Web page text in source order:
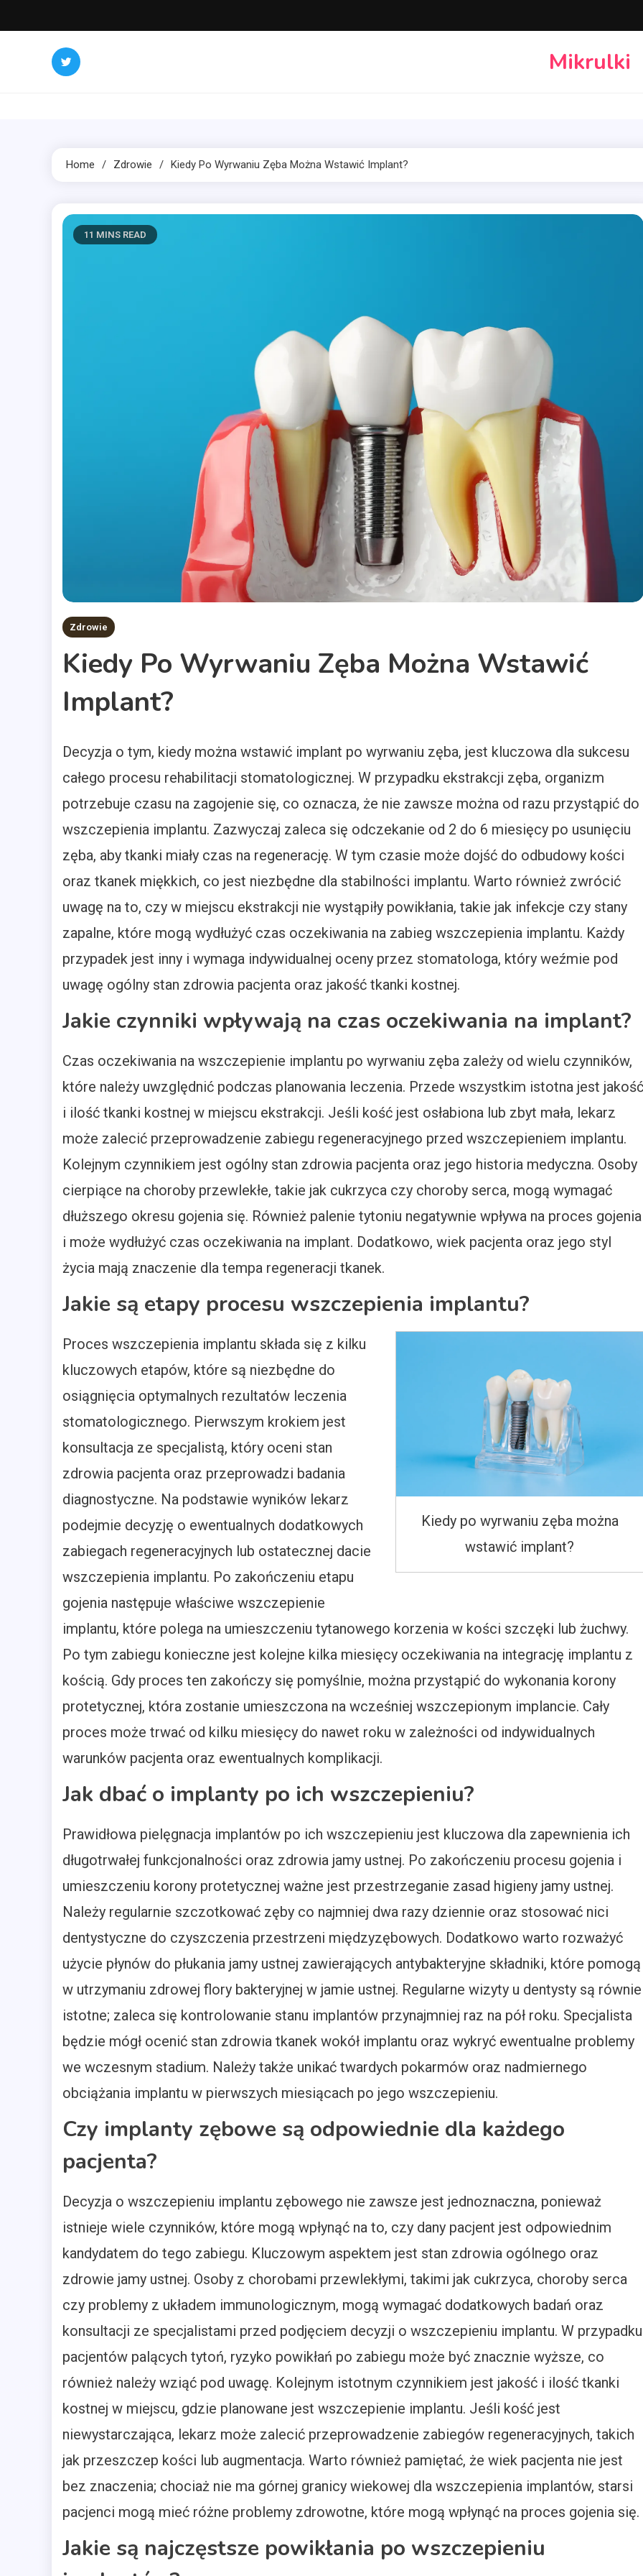
to
Mikrulki
Home Zdrowie Kiedy Po Wyrwaniu Zęba Można Wstawić Implant?
11 MINS READ
Zdrowie
Kiedy Po Wyrwaniu Zęba Można Wstawić
Implant?
Decyzja o tym, kiedy można wstawić implant po wyrwaniu zęba, jest kluczowa dla sukcesu
całego procesu rehabilitacji stomatologicznej. W przypadku ekstrakcji zęba, organizm
potrzebuje czasu na zagojenie się, co oznacza, że nie zawsze można od razu przystąpić do
wszczepienia implantu. Zazwyczaj zaleca się odczekanie od 2 do 6 miesięcy po usunięciu
zęba, aby tkanki miały czas na regenerację. W tym czasie może dojść do odbudowy kości
oraz tkanek miękkich, co jest niezbędne dla stabilności implantu. Warto również zwrócić
uwagę na to, czy w miejscu ekstrakcji nie wystąpiły powikłania, takie jak infekcje czy stany
zapalne, które mogą wydłużyć czas oczekiwania na zabieg wszczepienia implantu. Każdy
przypadek jest inny i wymaga indywidualnej oceny przez stomatologa, który weźmie pod
uwagę ogólny stan zdrowia pacjenta oraz jakość tkanki kostnej.
Jakie czynniki wpływają na czas oczekiwania na implant?
Czas oczekiwania na wszczepienie implantu po wyrwaniu zęba zależy od wielu czynników,
które należy uwzględnić podczas planowania leczenia. Przede wszystkim istotna jest jakość
i ilość tkanki kostnej w miejscu ekstrakcji. Jeśli kość jest osłabiona lub zbyt mała, lekarz
może zalecić przeprowadzenie zabiegu regeneracyjnego przed wszczepieniem implantu.
Kolejnym czynnikiem jest ogólny stan zdrowia pacjenta oraz jego historia medyczna. Osoby
cierpiące na choroby przewlekłe, takie jak cukrzyca czy choroby serca, mogą wymagać
dłuższego okresu gojenia się. Również palenie tytoniu negatywnie wpływa na proces gojenia
i może wydłużyć czas oczekiwania na implant. Dodatkowo, wiek pacjenta oraz jego styl
życia mają znaczenie dla tempa regeneracji tkanek.
Jakie są etapy procesu wszczepienia implantu?
Kiedy po wyrwaniu zęba można
wstawić implant?
Proces wszczepienia implantu składa się z kilku
kluczowych etapów, które są niezbędne do
osiągnięcia optymalnych rezultatów leczenia
stomatologicznego. Pierwszym krokiem jest
konsultacja ze specjalistą, który oceni stan
zdrowia pacjenta oraz przeprowadzi badania
diagnostyczne. Na podstawie wyników lekarz
podejmie decyzję o ewentualnych dodatkowych
zabiegach regeneracyjnych lub ostatecznej dacie
wszczepienia implantu. Po zakończeniu etapu
gojenia następuje właściwe wszczepienie
implantu, które polega na umieszczeniu tytanowego korzenia w kości szczęki lub żuchwy.
Po tym zabiegu konieczne jest kolejne kilka miesięcy oczekiwania na integrację implantu z
kością. Gdy proces ten zakończy się pomyślnie, można przystąpić do wykonania korony
protetycznej, która zostanie umieszczona na wcześniej wszczepionym implancie. Cały
proces może trwać od kilku miesięcy do nawet roku w zależności od indywidualnych
warunków pacjenta oraz ewentualnych komplikacji.
Jak dbać o implanty po ich wszczepieniu?
Prawidłowa pielęgnacja implantów po ich wszczepieniu jest kluczowa dla zapewnienia ich
długotrwałej funkcjonalności oraz zdrowia jamy ustnej. Po zakończeniu procesu gojenia i
umieszczeniu korony protetycznej ważne jest przestrzeganie zasad higieny jamy ustnej.
Należy regularnie szczotkować zęby co najmniej dwa razy dziennie oraz stosować nici
dentystyczne do czyszczenia przestrzeni międzyzębowych. Dodatkowo warto rozważyć
użycie płynów do płukania jamy ustnej zawierających antybakteryjne składniki, które pomogą
w utrzymaniu zdrowej flory bakteryjnej w jamie ustnej. Regularne wizyty u dentysty są równie
istotne; zaleca się kontrolowanie stanu implantów przynajmniej raz na pół roku. Specjalista
będzie mógł ocenić stan zdrowia tkanek wokół implantu oraz wykryć ewentualne problemy
we wczesnym stadium. Należy także unikać twardych pokarmów oraz nadmiernego
obciążania implantu w pierwszych miesiącach po jego wszczepieniu.
Czy implanty zębowe są odpowiednie dla każdego
pacjenta?
Decyzja o wszczepieniu implantu zębowego nie zawsze jest jednoznaczna, ponieważ
istnieje wiele czynników, które mogą wpłynąć na to, czy dany pacjent jest odpowiednim
kandydatem do tego zabiegu. Kluczowym aspektem jest stan zdrowia ogólnego oraz
zdrowie jamy ustnej. Osoby z chorobami przewlekłymi, takimi jak cukrzyca, choroby serca
czy problemy z układem immunologicznym, mogą wymagać dodatkowych badań oraz
konsultacji ze specjalistami przed podjęciem decyzji o wszczepieniu implantu. W przypadku
pacjentów palących tytoń, ryzyko powikłań po zabiegu może być znacznie wyższe, co
również należy wziąć pod uwagę. Kolejnym istotnym czynnikiem jest jakość i ilość tkanki
kostnej w miejscu, gdzie planowane jest wszczepienie implantu. Jeśli kość jest
niewystarczająca, lekarz może zalecić przeprowadzenie zabiegów regeneracyjnych, takich
jak przeszczep kości lub augmentacja. Warto również pamiętać, że wiek pacjenta nie jest
bez znaczenia; chociaż nie ma górnej granicy wiekowej dla wszczepienia implantów, starsi
pacjenci mogą mieć różne problemy zdrowotne, które mogą wpłynąć na proces gojenia się.
Jakie są najczęstsze powikłania po wszczepieniu